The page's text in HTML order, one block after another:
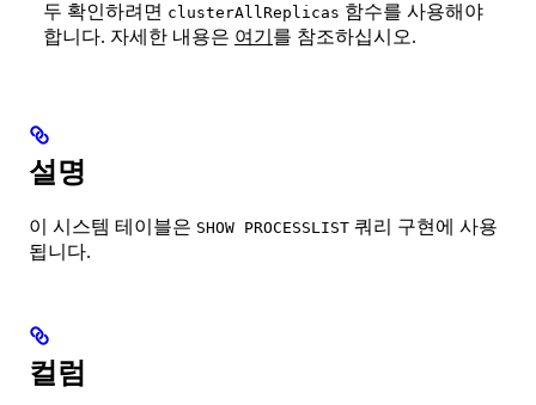
두 확인하려면 clusterAllReplicas 함수를 사용해야
합니다. 자세한 내용은 여기 를 참조하십시오.
설명
이 시스템 테이블은 SHOW PROCESSLIST 쿼리 구현에 사용
됩니다.
컬럼